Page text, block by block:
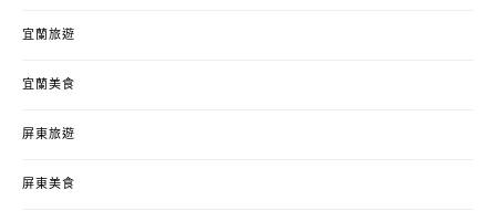
宜蘭旅遊
宜蘭美食
屏東旅遊
屏東美食